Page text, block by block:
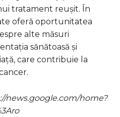
tratament reușit. În
oferă oportunitatea
alte măsuri
sănătoasă și
care contribuie la
news.google.com/home?